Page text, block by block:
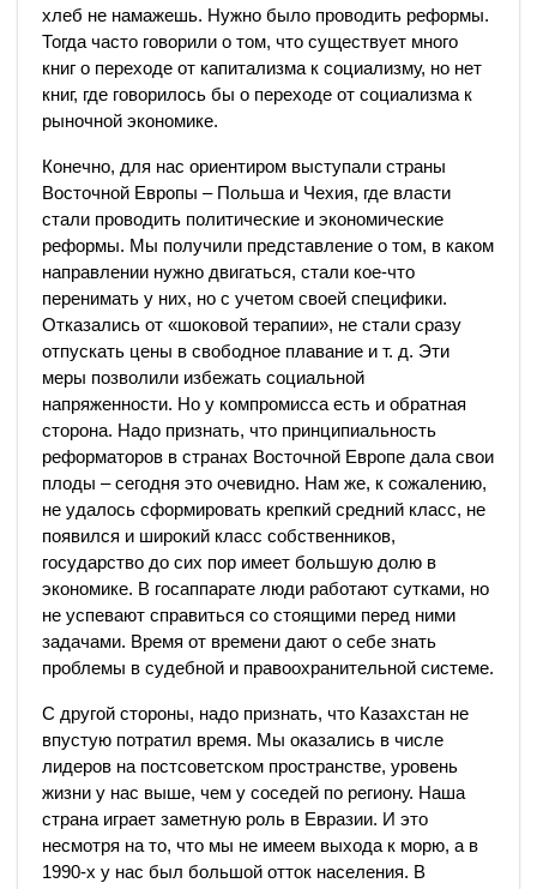
хлеб не намажешь. Нужно было проводить реформы.
Тогда часто говорили о том, что существует много
книг о переходе от капитализма к социализму, но нет
книг, где говорилось бы о переходе от социализма к
рыночной экономике.
Конечно, для нас ориентиром выступали страны
Восточной Европы – Польша и Чехия, где власти
стали проводить политические и экономические
реформы. Мы получили представление о том, в каком
направлении нужно двигаться, стали кое-что
перенимать у них, но с учетом своей специфики.
Отказались от «шоковой терапии», не стали сразу
отпускать цены в свободное плавание и т. д. Эти
меры позволили избежать социальной
напряженности. Но у компромисса есть и обратная
сторона. Надо признать, что принципиальность
реформаторов в странах Восточной Европе дала свои
плоды – сегодня это очевидно. Нам же, к сожалению,
не удалось сформировать крепкий средний класс, не
появился и широкий класс собственников,
государство до сих пор имеет большую долю в
экономике. В госаппарате люди работают сутками, но
не успевают справиться со стоящими перед ними
задачами. Время от времени дают о себе знать
проблемы в судебной и правоохранительной системе.
С другой стороны, надо признать, что Казахстан не
впустую потратил время. Мы оказались в числе
лидеров на постсоветском пространстве, уровень
жизни у нас выше, чем у соседей по региону. Наша
страна играет заметную роль в Евразии. И это
несмотря на то, что мы не имеем выхода к морю, а в
1990-х у нас был большой отток населения. В